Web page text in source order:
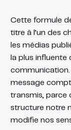
Cette formule
titre à l’un des
les médias
la plus influente
communication.
message
transmis, parce
structure notre
modifie nos